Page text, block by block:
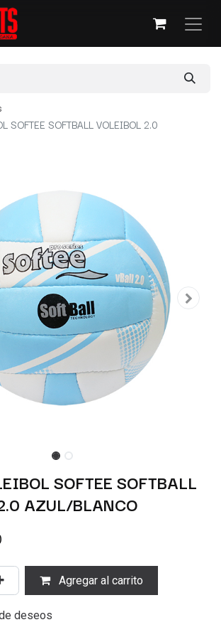
SOFTEE SOFTBALL VOLEIBOL 2.0
SOFTEE SOFTBALL
AZUL/BLANCO
Agregar al carrito
deseos